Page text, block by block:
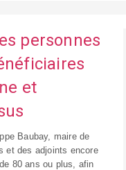
personnes
et
Baubay, maire de
et des adjoints encore
80 ans ou plus, afin